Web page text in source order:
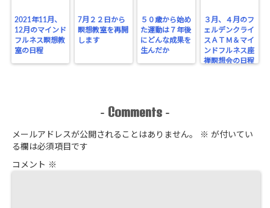
2021年11月、
12月のマインド
フルネス瞑想教
室の日程
7月２２日から
瞑想教室を再開
します
５０歳から始め
た運動は７年後
にどんな成果を
生んだか
３月、４月のフ
ェルデンクライ
スＡＴＭ＆マイ
ンドフルネス座
禅瞑想会の日程
- Comments -
メールアドレスが公開されることはありません。 ※ が付いてい
る欄は必須項目です
コメント ※